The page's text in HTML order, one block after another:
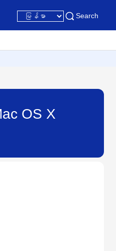
Search
OS X